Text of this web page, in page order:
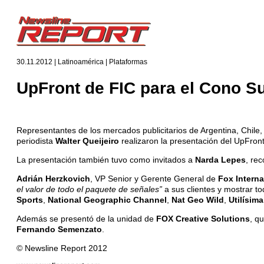
30.11.2012 | Latinoamérica | Plataformas
UpFront de FIC para el Cono
Representantes de los mercados publicitarios de Argentina,
periodista Walter Queijeiro realizaron la presentación del
La presentación también tuvo como invitados a Narda Lepes ,
Adrián Herzkovich , VP Senior y Gerente General de Fox
el valor de todo el paquete de señales” a sus clientes y mostrar
Sports National Geographic Channel Nat Geo Wild Utilísima
Además se presentó de la unidad de FOX Creative Solutions ,
Fernando Semenzato
© Newsline Report 2012